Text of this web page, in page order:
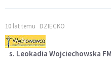
10 lat temu DZIECKO
s. Leokadia Wojciechowska